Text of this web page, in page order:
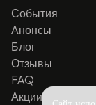
События
Анонсы
Блог
Отзывы
FAQ
Акции